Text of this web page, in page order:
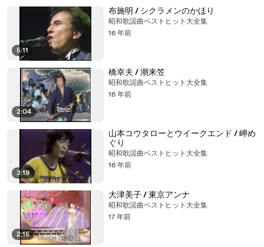
5:11
布施明 / シクラメンのかほり
昭和歌謡曲ベストヒット大全集
16 年前
2:04
橋幸夫 / 潮来笠
昭和歌謡曲ベストヒット大全集
16 年前
3:19
山本コウタローとウイークエンド / 岬め
ぐり
昭和歌謡曲ベストヒット大全集
16 年前
2:15
大津美子 / 東京アンナ
昭和歌謡曲ベストヒット大全集
17 年前